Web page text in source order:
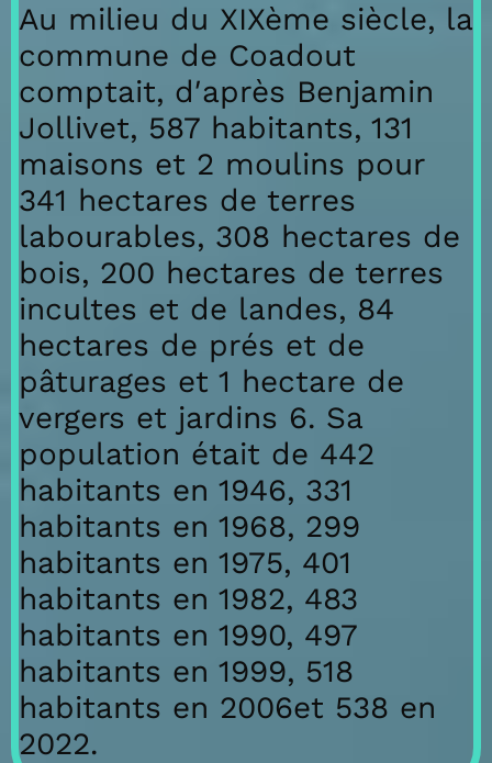
Au milieu du XIXème siècle, la
commune de Coadout
comptait, d′après Benjamin
Jollivet, 587 habitants, 131
maisons et 2 moulins pour
341 hectares de terres
labourables, 308 hectares de
bois, 200 hectares de terres
incultes et de landes, 84
hectares de prés et de
pâturages et 1 hectare de
vergers et jardins 6. Sa
population était de 442
habitants en 1946, 331
habitants en 1968, 299
habitants en 1975, 401
habitants en 1982, 483
habitants en 1990, 497
habitants en 1999, 518
habitants en 2006et 538 en
2022.